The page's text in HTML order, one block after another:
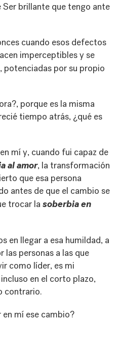
Ser brillante que tengo ante
cuando esos defectos
imperceptibles y se
, potenciadas por su propio
porque es la misma
tiempo atrás, ¿qué es
mí y, cuando fui capaz de
al amor, la transformación
que esa persona
antes de que el cambio se
trocar la soberbia en
en llegar a esa humildad, a
las personas a las que
como líder, es mi
incluso en el corto plazo,
contrario.
mí ese cambio?